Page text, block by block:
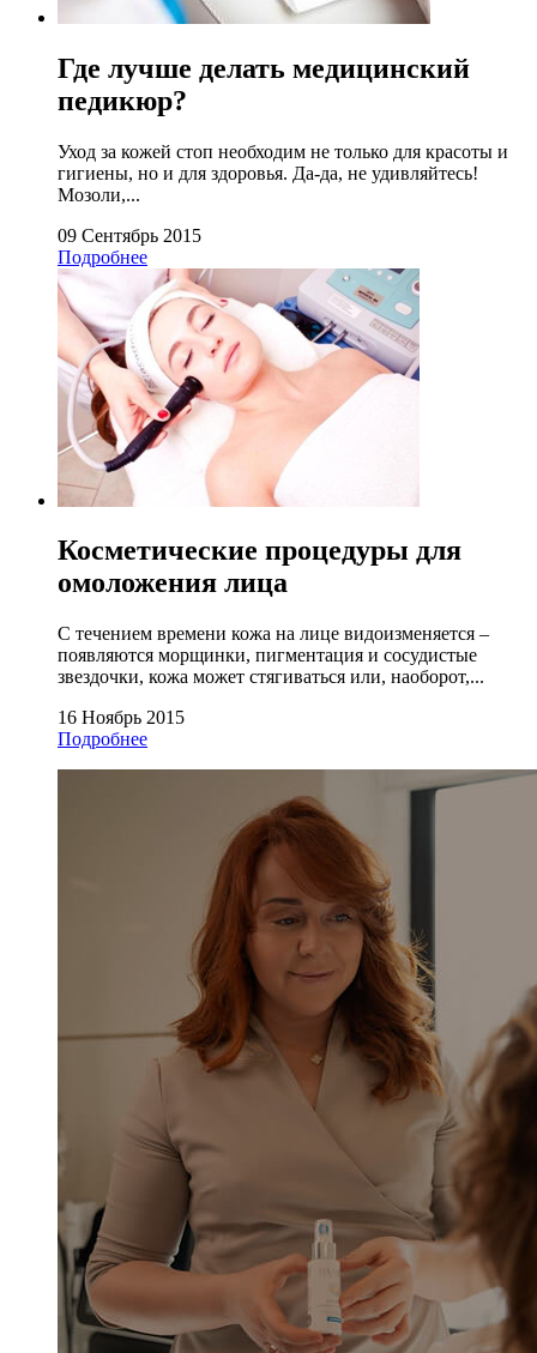
Где лучше делать медицинский
педикюр?
Уход за кожей стоп необходим не только для красоты и
гигиены, но и для здоровья. Да-да, не удивляйтесь!
Мозоли,...
09 Сентябрь 2015
Подробнее
Косметические процедуры для
омоложения лица
С течением времени кожа на лице видоизменяется –
появляются морщинки, пигментация и сосудистые
звездочки, кожа может стягиваться или, наоборот,...
16 Ноябрь 2015
Подробнее